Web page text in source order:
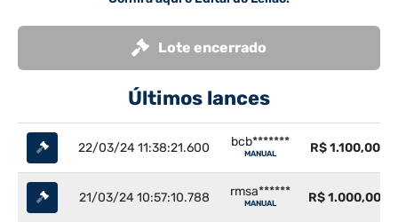
Lote encerrado
Últimos lances
22/03/24 11:38:21.600 bcb*******
MANUAL R$ 1.100,00
21/03/24 10:57:10.788 rmsa******
MANUAL R$ 1.000,00